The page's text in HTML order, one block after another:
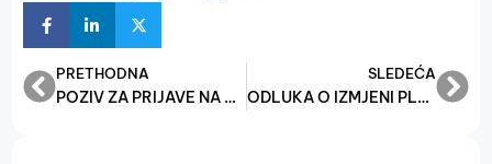
PRETHODNA
POZIV ZA PRIJAVE NA TECHSTARS SARAJEVO FOUNDER CATALYST JESEN – 2025
SLEDEĆA
ODLUKA O IZMJENI PLANA NABAVKE ZA 2025. GODINU